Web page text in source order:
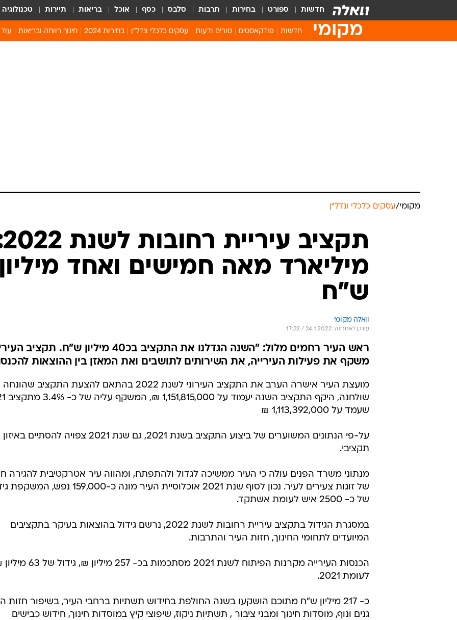
חדשות ספורט בחירות תרבות סלבס כסף אוכל בריאות תיירות טכנולוגיה
מקומי חדשות פודקאסטים טורים ודעות עסקים כלכלי ונדל"ן בחירות 2024 חינוך רווחה ובריאות
מקומי/עסקים כלכלי ונדל"ן
תקציב
מיליארד מאה חמישים ואחד מיליון
ש"ח
וואלה מקומי
עודכן לאחרונה: 24.1.2022 / 17:32
ראש העיר רחמים מלול: "השנה הגדלנו את התקציב בכ40 מיליון ש"ח. תקציב
משקף את פעילות העירייה, את השירותים לתושבים ואת המאזן בין ההוצאות
מועצת העיר אישרה הערב את התקציב העירוני לשנת 2022 בהתאם להצעת התקציב
שעמד על 1,113,392,000 ₪
על-פי הנתונים המשוערים של ביצוע התקציב בשנת 2021, גם שנת 2021 צפויה להסתיים באיזון
תקציבי.
מנתוני משרד הפנים עולה כי העיר ממשיכה לגדול ולהתפתח, ומהווה עיר אטרקטיבית להגירה
של זוגות צעירים לעיר. נכון לסוף שנת 2021 אוכלוסיית העיר מונה כ-159,000
של כ- 2500 איש לעומת אשתקד.
במסגרת הגידול בתקציב עיריית רחובות לשנת 2022, נרשם גידול בהוצאות בעיקר בתקציבים
המיועדים לתחומי החינוך, חזות העיר והתרבות.
הכנסות העירייה מקרנות הפיתוח לשנת 2021 מסתכמות בכ- 257 מיליון ₪,
לעומת 2021.
כ- 217 מיליון ש"ח מתוכם הושקעו בשנה החולפת בחידוש תשתיות ברחבי העיר, בשיפור חזות
גנים ונוף, מוסדות חינוך ומבני ציבור , תשתיות ניקוז, שיפוצי קיץ במוסדות חינוך, חידוש כבישים